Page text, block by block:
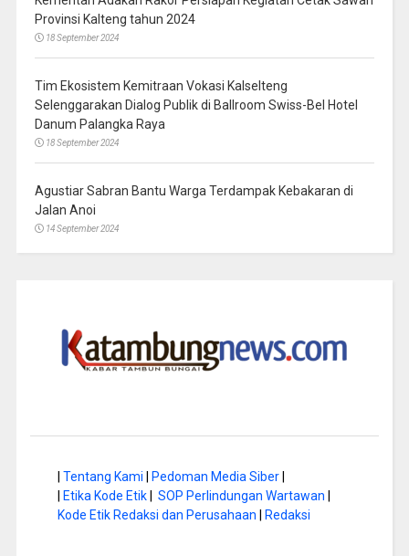
Provinsi Kalteng tahun 2024
18 September 2024
Tim Ekosistem Kemitraan Vokasi Kalselteng
Selenggarakan Dialog Publik di Ballroom Swiss-Bel Hotel
Danum Palangka Raya
18 September 2024
Agustiar Sabran Bantu Warga Terdampak Kebakaran di
Jalan Anoi
14 September 2024
Tentang Kami Pedoman Media Siber|
Etika Kode Etik| SOP Perlindungan Wartawan
Kode Etik Redaksi dan Perusahaan
Redaksi